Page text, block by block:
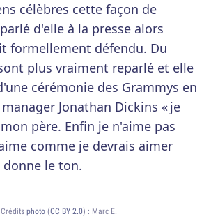
célèbres cette façon de
d'elle à la presse alors
formellement défendu. Du
plus vraiment reparlé et elle
cérémonie des Grammys en
Jonathan Dickins « je
père. Enfin je n'aime pas
comme je devrais aimer
donne le ton.
Crédits photo(CC BY 2.0) : Marc E.